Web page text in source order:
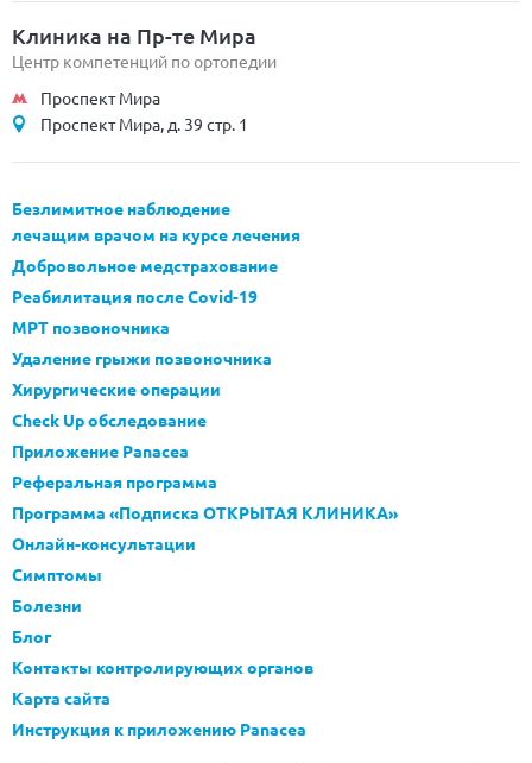
Клиника на Пр-те Мира
Центр компетенций по ортопедии
Проспект Мира
Проспект Мира, д. 39 стр. 1
Безлимитное наблюдение
лечащим врачом на курсе лечения
Добровольное медстрахование
Реабилитация после Covid-19
МРТ позвоночника
Удаление грыжи позвоночника
Хирургические операции
Check Up обследование
Приложение Panacea
Реферальная программа
Программа «Подписка ОТКРЫТАЯ КЛИНИКА»
Онлайн-консультации
Симптомы
Болезни
Блог
Контакты контролирующих органов
Карта сайта
Инструкция к приложению Panacea